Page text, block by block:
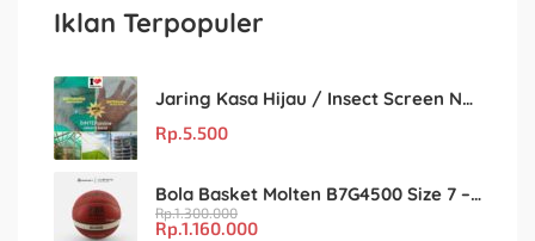
Iklan Terpopuler
Jaring Kasa Hijau / Insect Screen Net – Kualitas Terjamin & Harga Eceran Terjangkau
Rp.5.500
Bola Basket Molten B7G4500 Size 7 – Resmi FIBA & IBL
Rp.1.300.000
Rp.1.160.000